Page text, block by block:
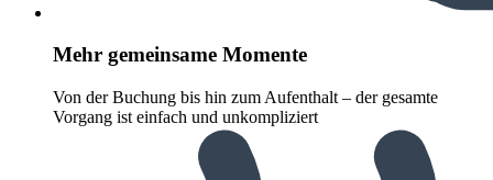
Mehr gemeinsame Momente
Von der Buchung bis hin zum Aufenthalt – der gesamte
Vorgang ist einfach und unkompliziert